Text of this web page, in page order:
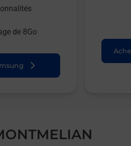
de 8Go